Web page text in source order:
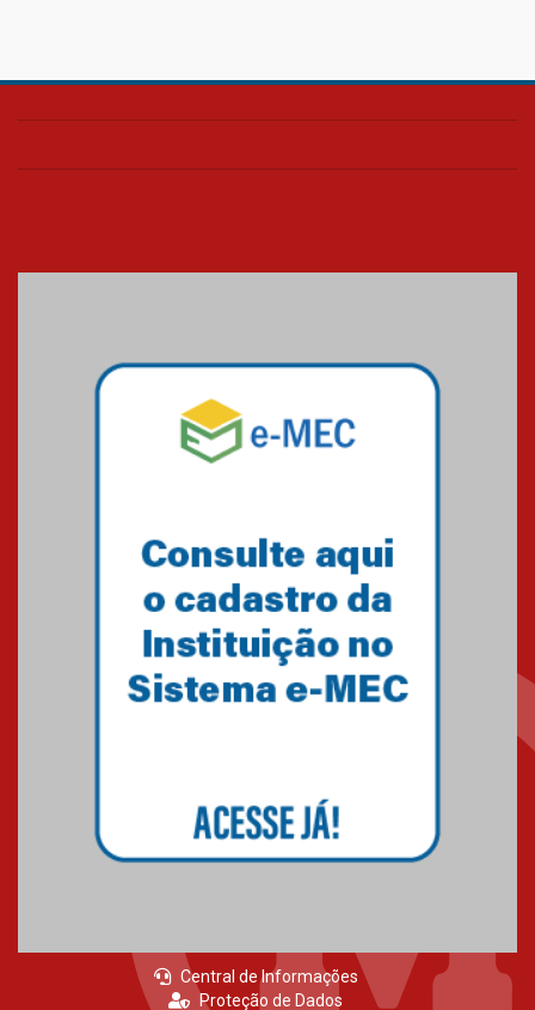
Colégio Presbiteriano
os funcionários
07.11.2024
Equipe de saltos ornamentais
do Mackenzie Brasília
Gravação do projeto “Mais de
31 mil vozes com a Palavra” é
realizado no Colégio
Mackenzie Brasília
25.10.2024
Brasília conquistam medalhas
em importantes competições
de Matemática
04.10.2024
Central de Informações
Proteção de Dados